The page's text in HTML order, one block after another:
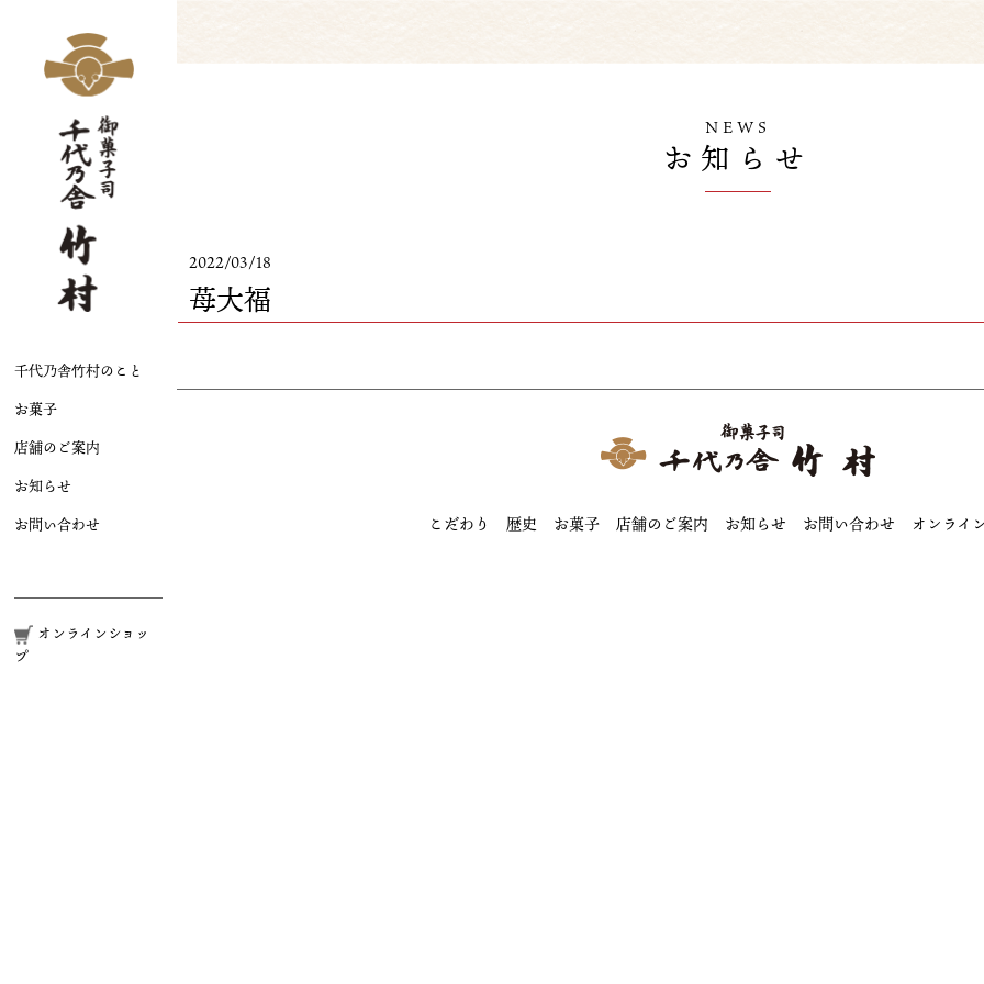
千代乃舎竹村のこと
お菓子
店舗のご案内
お知らせ
お問い合わせ
オンラインショッ
プ
NEWS
お知らせ
2022/03/18
苺大福
こだわり 歴史 お菓子 店舗のご案内 お知らせ お問い合わせ オンライ